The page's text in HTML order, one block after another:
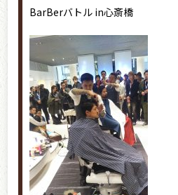
BarBerバトル in心斎橋